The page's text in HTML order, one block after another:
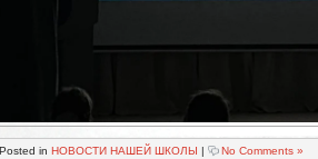
Posted in НОВОСТИ НАШЕЙ ШКОЛЫ | No Comments »